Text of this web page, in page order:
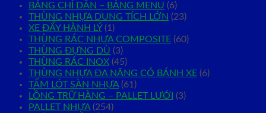
BẢNG CHỈ DẪN – BẢNG MENU (6)
THÙNG NHỰA DUNG TÍCH LỚN (23)
XE ĐẨY HÀNH LÝ(1)
THÙNG RÁC NHỰA COMPOSITE (60)
THÙNG ĐỰNG DÙ (3)
THÙNG RÁC INOX (45)
THÙNG NHỰA ĐA NĂNG CÓ BÁNH XE (6)
TẤM LÓT SÀN NHỰA (61)
LỒNG TRỮ HÀNG – PALLET LƯỚI
(3)
PALLET NHỰA (254)